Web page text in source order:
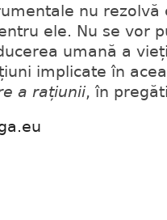
nu rezolvă
ele. Nu se vor
umană a
implicate în
a rațiunii, în